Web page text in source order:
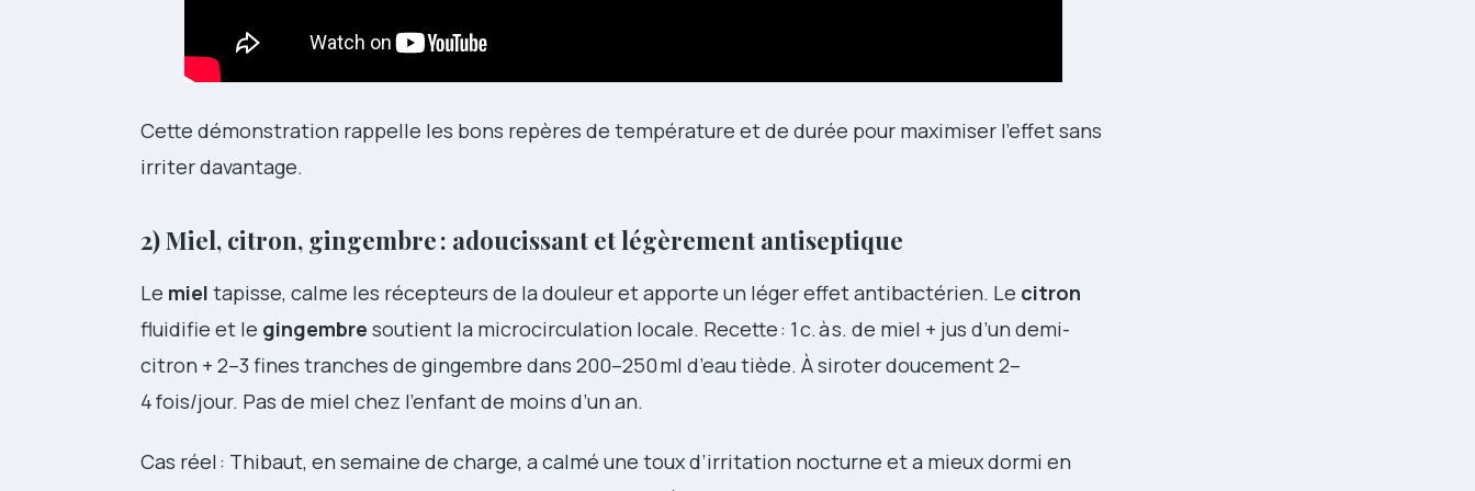
Cette démonstration rappelle les bons repères de température et de durée pour maximiser l’effet sans
irriter davantage.
2) Miel, citron, gingembre : adoucissant et légèrement antiseptique
Le miel tapisse, calme les récepteurs de la douleur et apporte un léger effet antibactérien. Le citron
fluidifie et le gingembre soutient la microcirculation locale. Recette : 1 c. à s. de miel + jus d’un demi-
citron + 2–3 fines tranches de gingembre dans 200–250 ml d’eau tiède. À siroter doucement 2–
4 fois/jour. Pas de miel chez l’enfant de moins d’un an.
Cas réel : Thibaut, en semaine de charge, a calmé une toux d’irritation nocturne et a mieux dormi en